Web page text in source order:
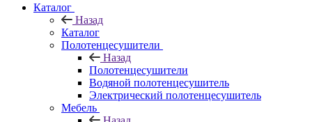
Каталог
Назад
Каталог
Полотенцесушители
Назад
Полотенцесушители
Водяной полотенцесушитель
Электрический полотенцесушитель
Мебель